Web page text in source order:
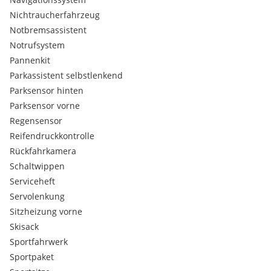
Sitzbezug / Polsterung: Leder
Adaptives Bremslicht
Airbag Beifahrerseite abschaltbar
Airbag Fahrer-/Beifahrerseite
Aktive Motorhaube
Anti-Blockier-System (ABS)
Antriebsart: Allradantrieb
Außenspiegel elektr. verstell- und heizbar, beide
Außenspiegel Wagenfarbe
Beckenairbag vorn (Pelvisbag)
Blinkleuchte in Außenspiegel integriert
Bremsassistent
Chrom-Paket
Design- und Ausstattungslinie AMG Line
Einschaltautomatik für Fahrlicht
Elektron. Stabilitäts-Programm (ESP)
Fahrassistenz-System: Agility Select / Dynamic Select
(Fahrmodusschalter)
Fahrassistenz-System: Attention-Assist
(Müdigkeitserkennungs-Sensor)
Nichtraucherfahrzeug
Notbremsassistent
Notrufsystem
Pannenkit
Parkassistent selbstlenkend
Parksensor hinten
Parksensor vorne
Regensensor
Reifendruckkontrolle
Rückfahrkamera
Schaltwippen
Serviceheft
Servolenkung
Sitzheizung vorne
Skisack
Sportfahrwerk
Sportpaket